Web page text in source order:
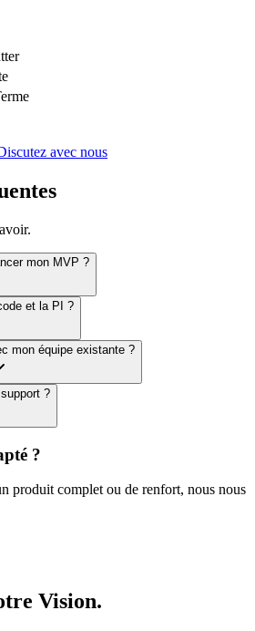
avec nous
mon MVP ?
et la PI ?
mon équipe existante ?
?
?
produit complet ou de renfort, nous nous
Vision.